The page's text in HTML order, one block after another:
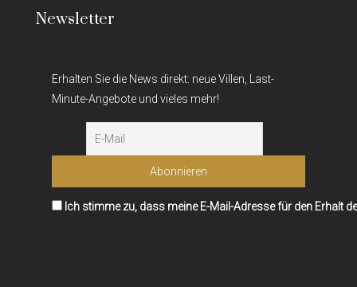
Newsletter
Erhalten Sie die News direkt: neue Villen, Last-
Minute-Angebote und vieles mehr!
Ich stimme zu, dass meine E-Mail-Adresse für den Erhalt